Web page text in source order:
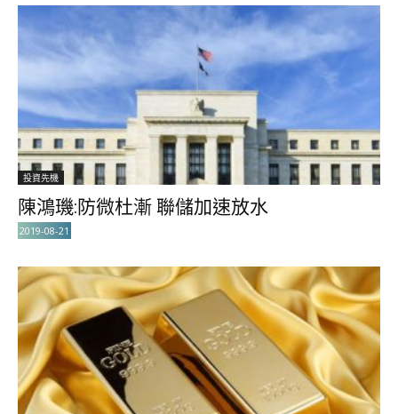
投資先機
陳鴻璣:防微杜漸 聯儲加速放水
2019-08-21